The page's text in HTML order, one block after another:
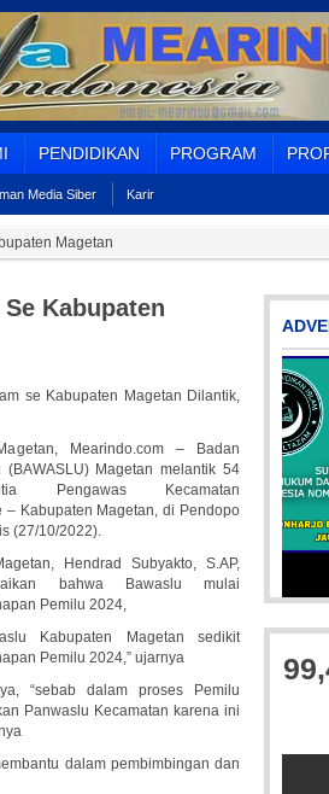
PENDIDIKAN PROGRAM
Media Siber Karir
Magetan
Kabupaten
se Kabupaten Magetan Dilantik,
Mearindo.com – Badan
(BAWASLU) Magetan melantik 54
Pengawas Kecamatan
– Kabupaten Magetan, di Pendopo
(27/10/2022).
Hendrad Subyakto, S.AP,
bahwa Bawaslu mulai
Pemilu 2024,
Kabupaten Magetan sedikit
Pemilu 2024,” ujarnya
“sebab dalam proses Pemilu
Panwaslu Kecamatan karena ini
dalam pembimbingan dan
Picsart_23-04-10_00-36-15-097